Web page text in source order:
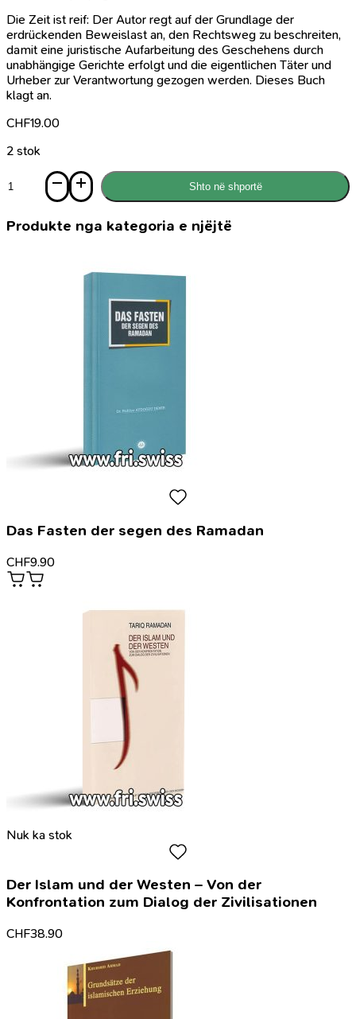
Die Zeit ist reif: Der Autor regt auf der Grundlage der
erdrückenden Beweislast an, den Rechtsweg zu beschreiten,
damit eine juristische Aufarbeitung des Geschehens durch
unabhängige Gerichte erfolgt und die eigentlichen Täter und
Urheber zur Verantwortung gezogen werden. Dieses Buch
klagt an.
CHF19.00
2 stok
Die
stirbt
Shto në shportë
Produkte nga kategoria e njëjtë
Das Fasten der segen des Ramadan
CHF9.90
Nuk ka stok
Der Islam und der Westen – Von der
Konfrontation zum Dialog der Zivilisationen
CHF38.90